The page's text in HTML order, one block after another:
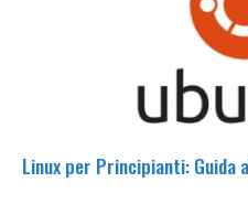
Linux per Principianti: Guida